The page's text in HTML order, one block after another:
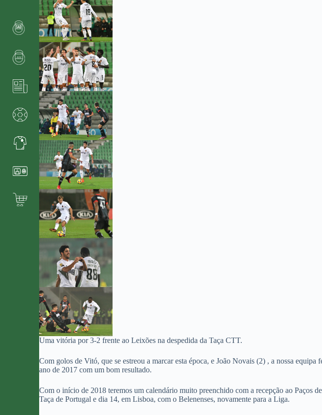
Uma vitória por 3-2 frente ao Leixões na despedida da Taça CTT.
Com golos de Vitó, que se estreou a marcar esta época, e João Novais (2) , a nossa
ano de 2017 com um bom resultado.
Com o início de 2018 teremos um calendário muito preenchido com a recepção ao Paços
Taça de Portugal e dia 14, em Lisboa, com o Belenenses, novamente para a Liga.